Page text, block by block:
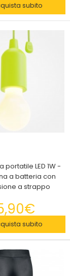
con ventosa
VENTOSA A
in palestra..
subito
portatile LED 1W -
a batteria con
a strappo
subito